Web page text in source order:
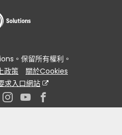
。保留所有權利。
政策
關於Cookies
求入口網站